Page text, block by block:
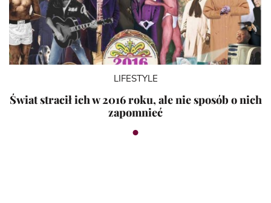
LIFESTYLE
Świat stracił ich w 2016 roku, ale nie sposób o nich
zapomnieć